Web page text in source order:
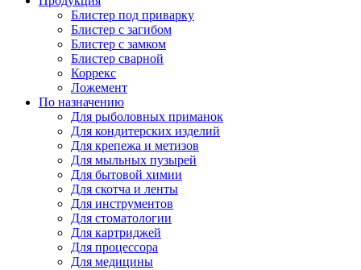
Блистер под приварку
Блистер с загибом
Блистер с замком
Блистер сварной
Коррекс
Ложемент
По назначению
Для рыболовных приманок
Для кондитерских изделий
Для крепежа и метизов
Для мыльных пузырей
Для бытовой химии
Для скотча и ленты
Для инструментов
Для стоматологии
Для картриджей
Для процессора
Для медицины